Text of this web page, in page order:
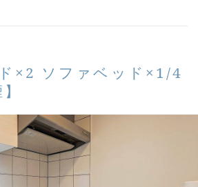
×2 ソファベッド×1/4